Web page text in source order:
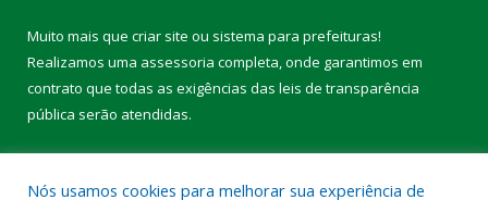
Muito mais que criar site ou sistema para prefeituras!
Realizamos uma assessoria completa, onde garantimos em
contrato que todas as exigências das leis de transparência
pública serão atendidas.
Nós usamos cookies para melhorar sua experiência de